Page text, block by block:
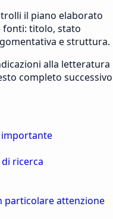
il piano elaborato
fonti: titolo, stato
e struttura.
alla letteratura
completo successivo
importante
ricerca
particolare attenzione